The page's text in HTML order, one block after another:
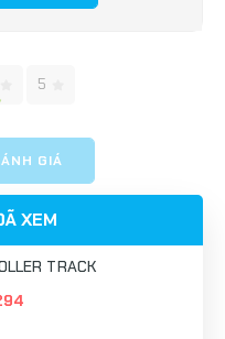
5
GIÁ
XEM
TRACK